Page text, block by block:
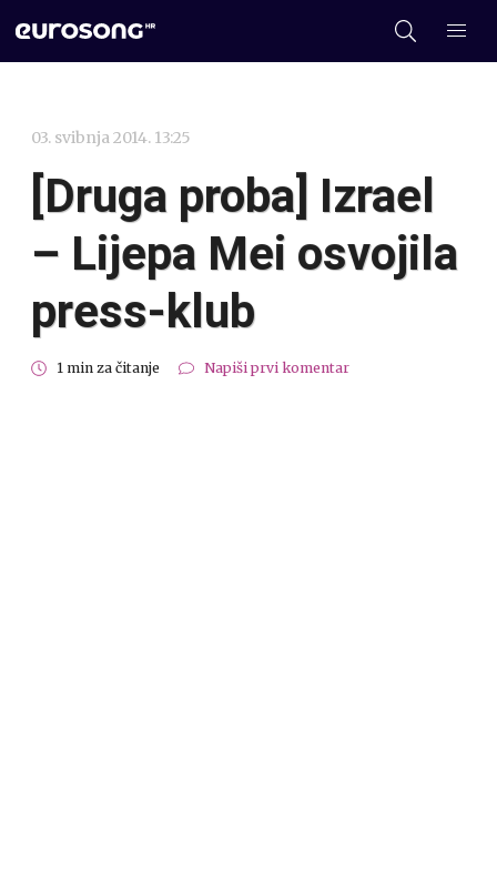
03. svibnja 2014. 13:25
[Druga proba] Izrael
– Lijepa Mei osvojila
press-klub
1 min za čitanje Napiši prvi komentar